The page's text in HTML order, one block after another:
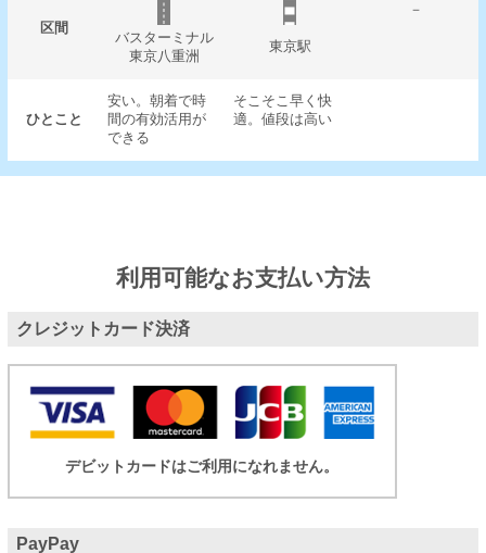
区間
－
バスターミナル
東京八重洲
東京駅
ひとこと
安い。朝着で時
間の有効活用が
できる
そこそこ早く快
適。値段は高い
利用可能なお支払い方法
クレジットカード決済
デビットカードはご利用になれません。
PayPay